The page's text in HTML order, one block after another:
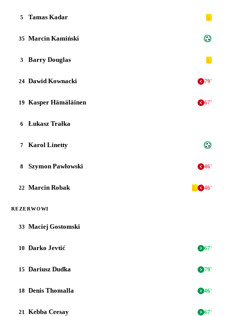
5 Tamas Kadar
35 Marcin Kamiński
3 Barry Douglas
24 Dawid Kownacki 79'
19 Kasper Hämäläinen 67'
6 Łukasz Trałka
7 Karol Linetty
8 Szymon Pawłowski 46'
22 Marcin Robak 46'
REZERWOWI
33 Maciej Gostomski
10 Darko Jevtić 67'
15 Dariusz Dudka 79'
18 Denis Thomalla 46'
21 Kebba Ceesay 67'